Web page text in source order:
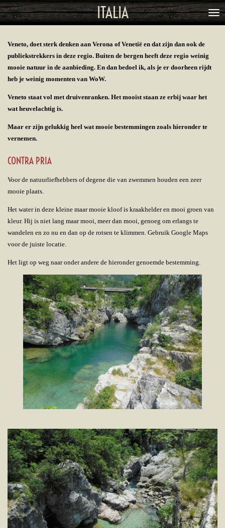
Ga
direct
de
hoofdinhoud
ITALIA
Veneto, doet sterk denken aan Verona of Venetië en dat zijn dan ook de
publiekstrekkers in deze regio. Buiten de bergen heeft deze regio weinig
mooie natuur in de aanbieding. En dan bedoel ik, als je er doorheen rijdt
heb je weinig momenten van WoW.
Veneto staat vol met druivenranken. Het mooist staan ze erbij waar het
wat heuvelachtig is.
Maar er zijn gelukkig heel wat mooie bestemmingen zoals hieronder te
vernemen.
CONTRA PRIA
Voor de natuurliefhebbers of degene die van zwemmen houden een zeer
mooie plaats.
Het water in deze kleine maar mooie kloof is kraakhelder en mooi groen van
kleur. Hij is niet lang maar mooi, meer dan mooi, genoeg om erlangs te
wandelen en zo nu en dan op de rotsen te klimmen. Gebruik Google Maps
voor de juiste locatie.
Het ligt op weg naar onder andere de hieronder genoemde bestemming.